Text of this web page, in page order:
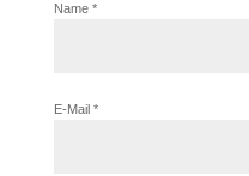
Name *
E-Mail *